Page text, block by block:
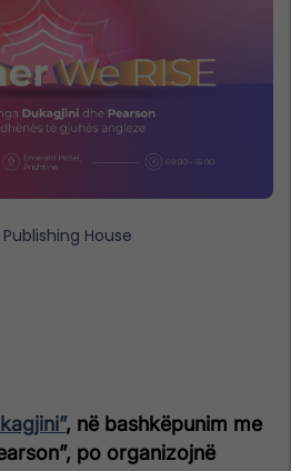
, në bashkëpunim me
po organizojnë
House